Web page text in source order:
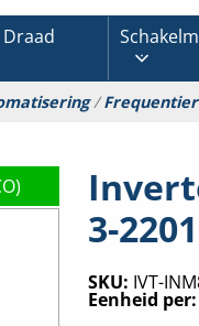
/
3-
SKU: IVT-
Eenheid per: